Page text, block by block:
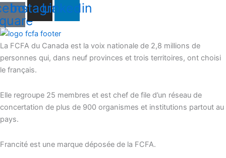
Instagram
Linkedin
La FCFA du Canada est la voix nationale de 2,8 millions de
personnes qui, dans neuf provinces et trois territoires, ont choisi
le français.
Elle regroupe 25 membres et est chef de file d’un réseau de
concertation de plus de 900 organismes et institutions partout au
pays.
Francité est une marque déposée de la FCFA.